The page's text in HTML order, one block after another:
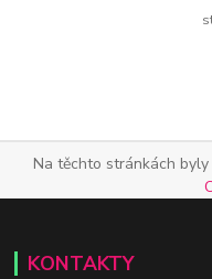
Na těchto stránkách
KONTAKTY